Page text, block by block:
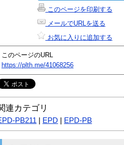
このページを印刷する
メールでURLを送る
お気に入りに追加する
このページのURL
https://plth.me/41068256
連カテゴリ
PB211 EPD EPD-PB